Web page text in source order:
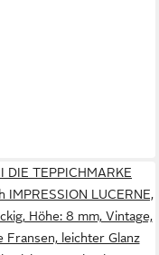
DIE TEPPICHMARKE
IMPRESSION LUCERNE,
Höhe: 8 mm, Vintage,
Fransen, leichter Glanz